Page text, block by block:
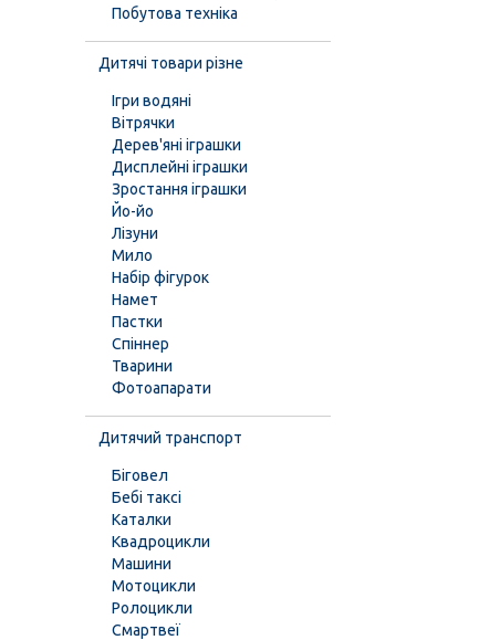
Побутова техніка
Дитячі товари різне
Ігри водяні
Вітрячки
Дерев'яні іграшки
Дисплейні іграшки
Зростання іграшки
Йо-йо
Лізуни
Мило
Набір фігурок
Намет
Пастки
Спіннер
Тварини
Фотоапарати
Дитячий транспорт
Біговел
Бебі таксі
Каталки
Квадроцикли
Машини
Мотоцикли
Ролоцикли
Смартвеї